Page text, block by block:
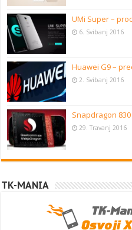
UMi Super –
6. Svibanj 2016
Huawei G9 –
2. Svibanj 2016
Snapdragon
29. Travanj 2016
TK-MANIA